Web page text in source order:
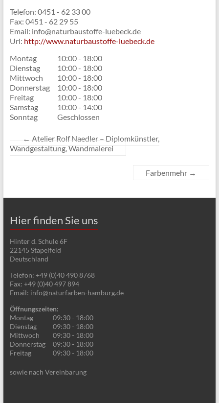
Telefon: 0451 - 62 33 00
Fax: 0451 - 62 29 55
Email: info@naturbaustoffe-luebeck.de
Url: http://www.naturbaustoffe-luebeck.de
Montag
10:00 - 18:00
Dienstag
10:00 - 18:00
Mittwoch
10:00 - 18:00
Donnerstag
10:00 - 18:00
Freitag
10:00 - 18:00
Samstag
10:00 - 14:00
Sonntag
Geschlossen
← Atelier Rolf Naedler – Diplomkünstler,
Wandgestaltung, Wandmalerei
Farbenmehr →
Hier finden Sie uns
Hinter d. Schule 6F
22145 Stapelfeld
Deutschland
Telefon: +49 (0)40 490 8768
Fax: +49 (0)40 497 894
Email: info@naturfarben-hamburg.de
Öffnungszeiten:
Montag
09:30 - 18:00
Dienstag
09:30 - 18:00
Mittwoch
09:30 - 18:00
Donnerstag
09:30 - 18:00
Freitag
09:30 - 18:00
sowie nach Vereinbarung